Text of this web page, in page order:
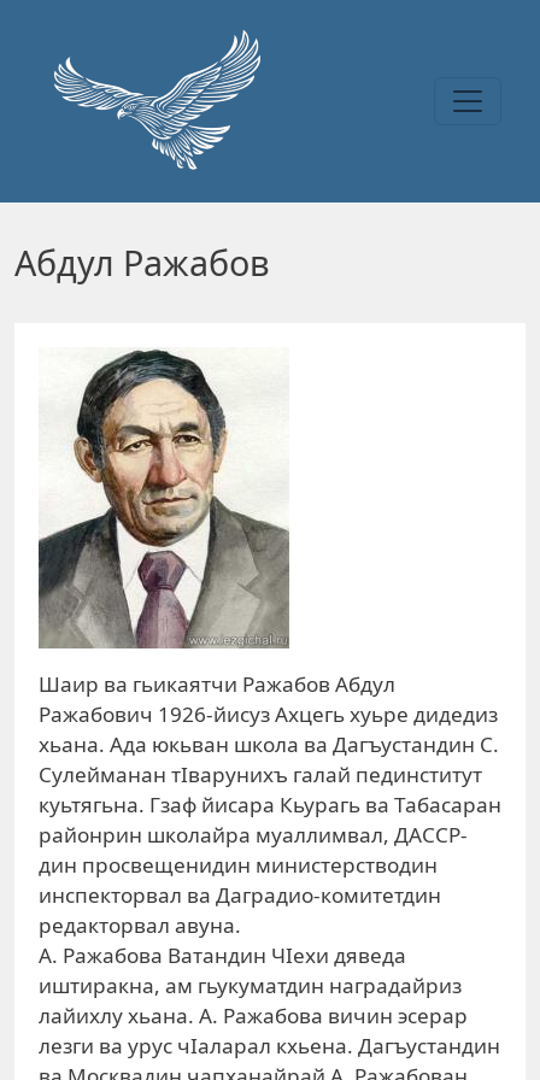
Абдул Ражабов
Шаир ва гьикаятчи Ражабов Абдул
Ражабович 1926-йисуз Ахцегь хуьре дидедиз
хьана. Ада юкьван школа ва Дагъустандин С.
Сулейманан тIварунихъ галай пединститут
куьтягьна. Гзаф йисара Кьурагь ва Табасаран
районрин школайра муаллимвал, ДАССР-
дин просвещенидин министерстводин
инспекторвал ва Даградио-комитетдин
редакторвал авуна.
А. Ражабова Ватандин ЧIехи дяведа
иштиракна, ам гьукуматдин наградайриз
лайихлу хьана. А. Ражабова вичин эсерар
лезги ва урус чIаларал кхьена. Дагъустандин